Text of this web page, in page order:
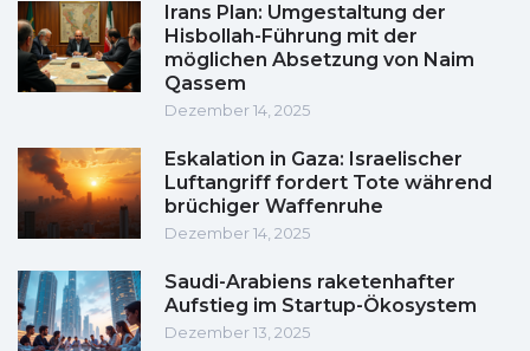
Irans Plan: Umgestaltung der
Hisbollah-Führung mit der
möglichen Absetzung von Naim
Qassem
Dezember 14, 2025
Eskalation in Gaza: Israelischer
Luftangriff fordert Tote während
brüchiger Waffenruhe
Dezember 14, 2025
Saudi-Arabiens raketenhafter
Aufstieg im Startup-Ökosystem
Dezember 13, 2025